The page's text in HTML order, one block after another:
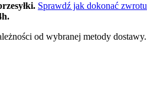
Sprawdź jak dokonać zwrotu
od wybranej metody dostawy.